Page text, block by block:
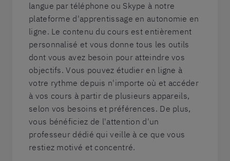
langue par téléphone ou Skype à notre
plateforme d'apprentissage en autonomie en
ligne. Le contenu du cours est entièrement
personnalisé et vous donne tous les outils
dont vous avez besoin pour atteindre vos
objectifs. Vous pouvez étudier en ligne à
votre rythme depuis n'importe où et accéder
à vos cours à partir de plusieurs appareils,
selon vos besoins et préférences. De plus,
vous bénéficiez de l'attention d'un
professeur dédié qui veille à ce que vous
restiez motivé et concentré.